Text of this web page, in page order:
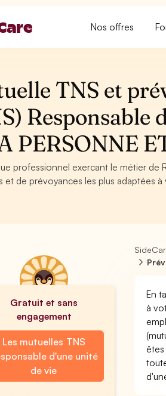
Nos offres
TNS et
Responsable
PERSONNE
professionnel exercant le métier de
et de prévoyances les plus adaptées
Gratuit et sans
engagement
Les mutuelles TNS
d'une unité
de vie
En
à